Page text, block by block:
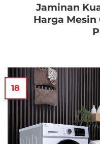
Jaminan
Harga
18